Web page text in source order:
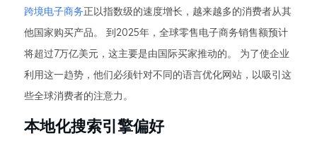
跨境电子商务正以指数级的速度增长，越来越多的消费者从其
他国家购买产品。 到2025年，全球零售电子商务销售额预计
将超过7万亿美元，这主要是由国际买家推动的。 为了使企业
利用这一趋势，他们必须针对不同的语言优化网站，以吸引这
些全球消费者的注意力。
本地化搜索引擎偏好